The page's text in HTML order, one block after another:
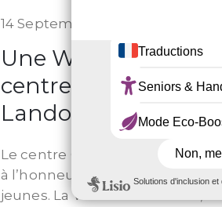
14 Septembre 2023
Une WEB-TV au
centre Château-
Landon
Le centre Château-Landon met
à l’honneur les initiatives des
jeunes. La Web TV du centre,